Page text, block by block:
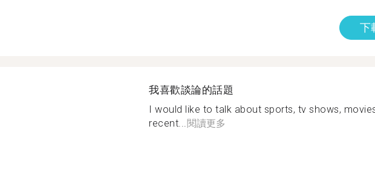
下
我喜歡談論的話題
I would like to talk about sports, tv shows,
recent...閱讀更多